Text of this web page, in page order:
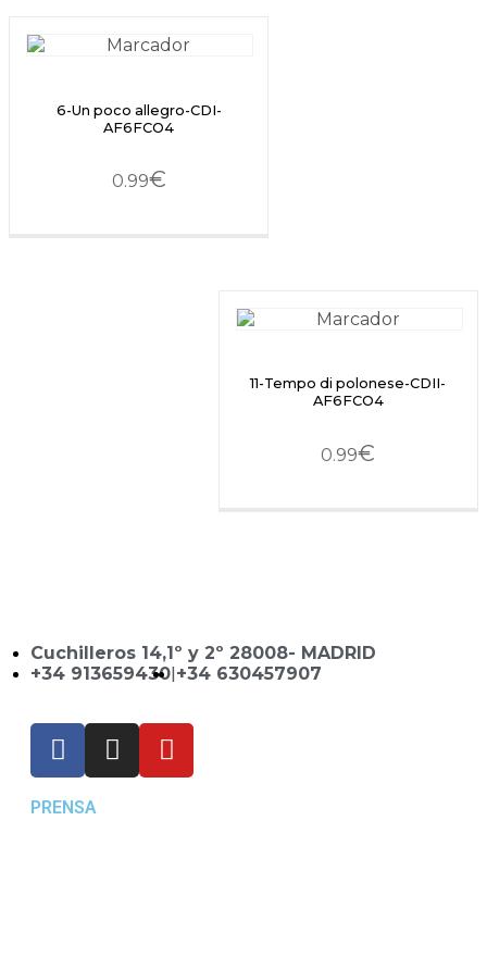
6-Un poco allegro-CDI-
AF6FCO4
0.99€
11-Tempo di polonese-CDII-
AF6FCO4
0.99€
Cuchilleros 14,1º y 2º 28008- MADRID
+34 913659430|+34 630457907
PRENSA